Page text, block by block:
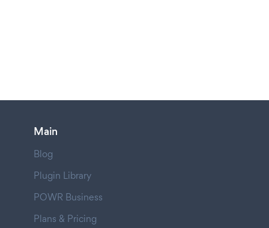
Main
Blog
Plugin Library
POWR Business
Plans & Pricing